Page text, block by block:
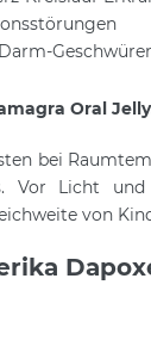
Oral
bei
Vor Licht und
von